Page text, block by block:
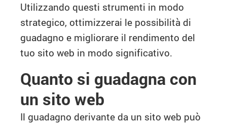
Utilizzando questi strumenti in modo
strategico, ottimizzerai le possibilità di
guadagno e migliorare il rendimento del
tuo sito web in modo significativo.
Quanto si guadagna con
un sito web
Il guadagno derivante da un sito web può